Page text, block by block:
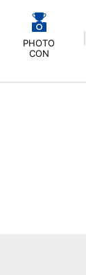
PHOTO
CON